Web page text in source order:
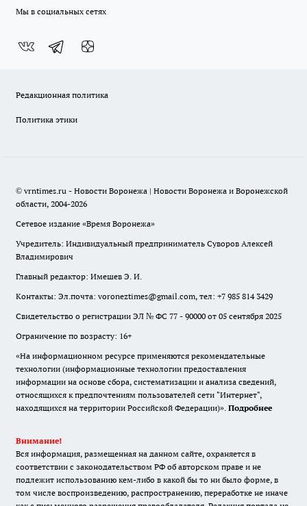
Мы в социальных сетях
Редакционная политика
Политика этики
© vrntimes.ru - Новости Воронежа | Новости Воронежа и Воронежской
области, 2004-2026
Сетевое издание «Время Воронежа»
Учредитель: Индивидуальный предприниматель Суворов Алексей
Владимирович
Главный редактор: Имешев Э. И.
Контакты: Эл.почта: voroneztimes@gmail.com, тел: +7 985 814 3429
Свидетельство о регистрации ЭЛ № ФС 77 - 90000 от 05 сентября 2025
Ограничение по возрасту: 16+
«На информационном ресурсе применяются рекомендательные
технологии (информационные технологии предоставления
информации на основе сбора, систематизации и анализа сведений,
относящихся к предпочтениям пользователей сети "Интернет",
находящихся на территории Российской Федерации)». Подробнее
Внимание!
Вся информация, размещенная на данном сайте, охраняется в
соответствии с законодательством РФ об авторском праве и не
подлежит использованию кем-либо в какой бы то ни было форме, в
том числе воспроизведению, распространению, переработке не иначе